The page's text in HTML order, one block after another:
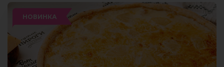
НОВИНКА